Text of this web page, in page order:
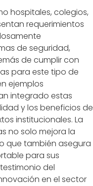
hospitales, colegios,
requerimientos
de seguridad,
de cumplir con
para este tipo de
ejemplos
integrado estas
y los beneficios de
institucionales. La
no solo mejora la
que también asegura
para sus
del
en el sector